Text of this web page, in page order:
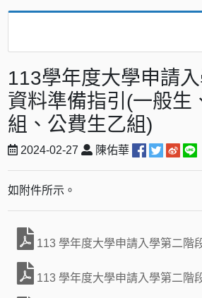
113學年度大學申請
資料準備指引(一般生
組、公費生乙組)
2024-02-27 陳佑華
如附件所示。
113 學年度大學申請入學第二階
113 學年度大學申請入學第二階